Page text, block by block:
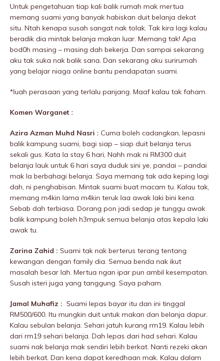
Untuk pengetahuan tiap kali balik rumah mak mertua
memang suami yang banyak habiskan duit belanja dekat
situ. Ntah kenapa susah sangat nak tolak. Tak kira lagi kalau
beradik dia mintak belanja makan luar. Memang tak! Apa
bod0h masing – masing dah bekerja. Dan sampai sekarang
aku tak suka nak balik sana. Dan sekarang aku surirumah
yang belajar niaga online bantu pendapatan suami.
*luah perasaan yang terlalu panjang. Maaf kalau tak faham.
Komen Warganet :
Azira Azman Muhd Nasri : Cuma boleh cadangkan, lepasni
balik kampung suami, bagi siap – siap duit belanja terus
sekali gus. Kata la stay 6 hari, Nahh mak ni RM300 duit
belanja lauk untuk 6 hari saya duduk sini ye, pandai – pandai
mak la berbahagi belanja. Saya memang tak ada keping lagi
dah, ni penghabisan. Mintak suami buat macam tu. Kalau tak,
memang m4kin lama m4kin teruk laa awak laki bini kena.
Sebab dah terbiasa. Dorang pon jadi sedap je tunggu awak
balik kampung boleh h3mpuk semua belanja atas kepala laki
awak tu.
Zarina Zahid : Suami tak nak berterus terang tentang
kewangan dengan family dia. Semua benda nak ikut
masalah besar lah. Mertua ngan ipar pun ambil kesempatan.
Susah isteri juga yang tanggung. Saya paham.
Jamal Muhafiz : Suami lepas bayar itu dan ini tinggal
RM500/600. Itu mungkin duit untuk makan dan belanja dapur.
Kalau sebulan belanja. Sehari jatuh kurang rm19. Kalau lebih
dari rm19 sehari belanja. Dah lepas dari had sehari. Kalau
suami nak belanja mak sendiri lebih berkat. Nanti rezeki akan
lebih berkat. Dan kena dapat keredhaan mak. Kalau dalam